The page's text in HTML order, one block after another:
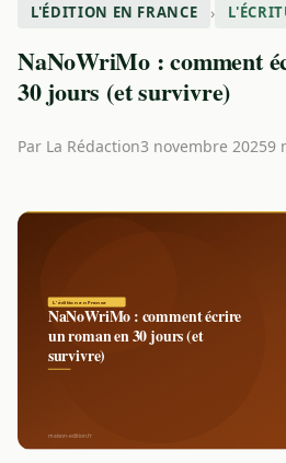
L'ÉDITION EN FRANCE ›
NaNoWriMo : comment
30 jours (et survivre)
Par La Rédaction3 novembre 20259